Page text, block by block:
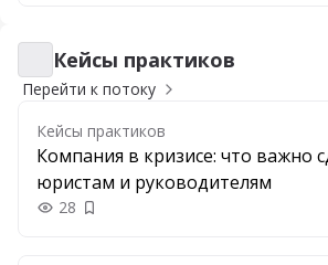
Кейсы практиков
Кейсы практиков
Перейти к потоку
Кейсы практиков
Компания в кризисе: что важно
юристам и руководителям
28 Добавить в закладки